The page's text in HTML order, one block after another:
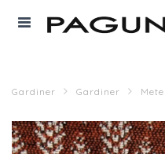
Gardiner Gardiner